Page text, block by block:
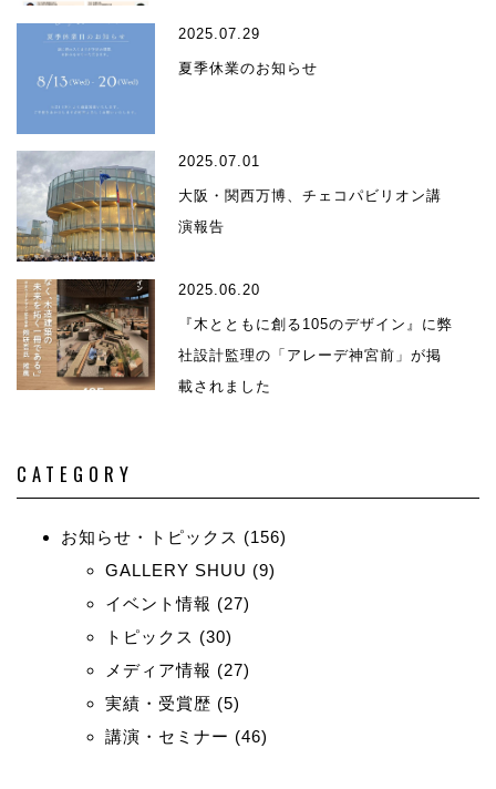
2025.07.29
夏季休業のお知らせ
2025.07.01
大阪・関西万博、チェコパビリオン講
演報告
2025.06.20
『木とともに創る105のデザイン』に弊
社設計監理の「アレーデ神宮前」が掲
載されました
CATEGORY
お知らせ・トピックス (156)
GALLERY SHUU (9)
イベント情報 (27)
トピックス (30)
メディア情報 (27)
実績・受賞歴 (5)
講演・セミナー (46)